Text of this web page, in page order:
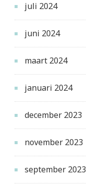
juli 2024
juni 2024
maart 2024
januari 2024
december 2023
november 2023
september 2023